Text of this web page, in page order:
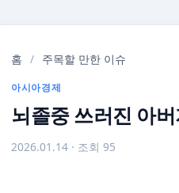
홈 / 주목할 만한 이슈
아시아경제
뇌졸중 쓰러진 아
2026.01.14 · 조회 95